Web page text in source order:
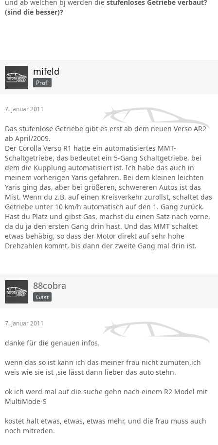
und ab welchen bj werden die stufenloses Getriebe verbaut?
(sind die besser)?
mifeld
Profi
7. Januar 2011
Das stufenlose Getriebe gibt es erst ab dem neuen Verso AR2
ab April/2009.
Der Corolla Verso R1 hatte ein automatisiertes MMT-
Schaltgetriebe, das bedeutet ein 5-Gang Schaltgetriebe, bei
dem die Kupplung automatisiert ist. Ich habe das auch in
meinem vorherigen Yaris gefahren. Bei dem kleinen leichten
Yaris ging das, aber bei größeren, schwereren Autos ist das
Mist. Wenn du z.B. auf einen Kreisverkehr zurollst, schaltet das
Getriebe unter 10 km/h automatisch auf den 1. Gang zurück.
Hast du Platz und gibst Gas, machst du einen Satz nach vorne,
da du ja den ersten Gang drin hast. Und das MMT schaltet
etwas behäbig, so dass der Motor direkt auf sehr hohe
Drehzahlen kommt, bis dann der zweite Gang mal drin ist.
88cobra
Gast
7. Januar 2011
danke für die genauen infos.
wenn das so ist kann ich das meiner frau nicht zumuten,ich
weis wie sie ist ,sie lässt dann lieber das auto stehn.
ok ich werd mal auf die suche gehn nach einem R2 Model mit
MultiMode-S
kostet halt etwas, etwas, etwas mehr, und die frau muss auch
noch mitreden.